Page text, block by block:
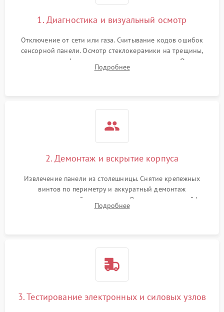
1. Диагностика и визуальный осмотр
Отключение от сети или газа. Считывание кодов ошибок
сенсорной панели. Осмотр стеклокерамики на трещины,
проверка конфорок на равномерность нагрева. Опрос
клиента о симптомах (не включается, не видит посуду,
Подробнее
2. Демонтаж и вскрытие корпуса
Извлечение панели из столешницы. Снятие крепежных
винтов по периметру и аккуратный демонтаж
стеклокерамической поверхности. Отсоединение шлейфов
сенсорного блока для доступа к силовым платам, катушкам
Подробнее
3. Тестирование электронных и силовых узлов